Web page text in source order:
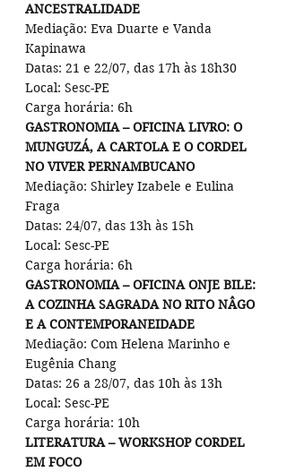
ANCESTRALIDADE
Mediação: Eva Duarte e Vanda
Kapinawa
Datas: 21 e 22/07, das 17h às 18h30
Local: Sesc-PE
Carga horária: 6h
GASTRONOMIA – OFICINA LIVRO: O
MUNGUZÁ, A CARTOLA E O CORDEL
NO VIVER PERNAMBUCANO
Mediação: Shirley Izabele e Eulina
Fraga
Datas: 24/07, das 13h às 15h
Local: Sesc-PE
Carga horária: 6h
GASTRONOMIA – OFICINA ONJE BILE:
A COZINHA SAGRADA NO RITO NÂGO
E A CONTEMPORANEIDADE
Mediação: Com Helena Marinho e
Eugênia Chang
Datas: 26 a 28/07, das 10h às 13h
Local: Sesc-PE
Carga horária: 10h
LITERATURA – WORKSHOP CORDEL
EM FOCO